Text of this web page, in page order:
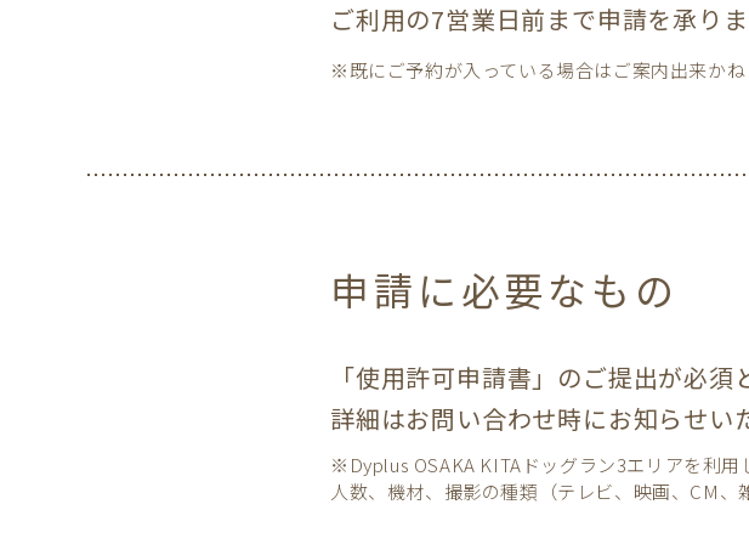
ご利用の7営業日前まで申請を承りま
※既にご予約が入っている場合はご案内出来かね
申請に必要なもの
「使用許可申請書」のご提出が必須
詳細はお問い合わせ時にお知らせい
※Dyplus OSAKA KITAドッグラン3エリアを利
人数、機材、撮影の種類（テレビ、映画、CM